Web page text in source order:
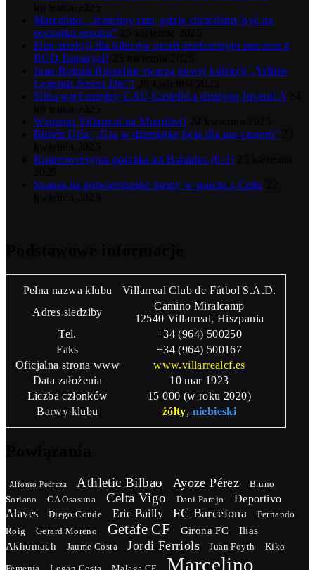
Marcelino: „Jesteśmy tam, gdzie chcieliśmy być na
początku sezonu”
Plan atrakcji dla kibiców przed niedzielnym meczem z
RCD Espanyol!
Juan Román Riquelme twarzą nowej kolekcji „Yellow
Legends Never Die”!
Silna więź między CAU Castelló a drużyną Juvenil A
Wspieraj Villarreal na Montilivi!
Rubén Uría: „Gra w dziesiątkę była dla nas ciosem”
Kontrowersyjna porażka na Balaídos (0-3)
Szansa na potwierdzenie formy w starciu z Celtą
Pełna nazwa klubu
Villarreal Club de Fútbol S.A.D.
Adres siedziby
Camino Miralcamp
12540 Villarreal, Hiszpania
Tel.
+34 (964) 500250
Faks
+34 (964) 500167
Oficjalna strona www
www.villarrealcf.es
Data założenia
10 mar 1923
Liczba członków
15 000 (w roku 2020)
Barwy klubu
żółty, niebieski
Alfonso Pedraza Athletic Bilbao Ayoze Pérez
Bruno
Soriano
CA Osasuna Celta Vigo Dani Parejo
Deportivo
Alaves
Diego Conde Eric Bailly FC Barcelona
Fernando
Roig
Gerard Moreno Getafe CF Girona FC
Ilias
Akhomach
Jaume Costa Jordi Ferriols Juan Foyth Kiko
Marcelino